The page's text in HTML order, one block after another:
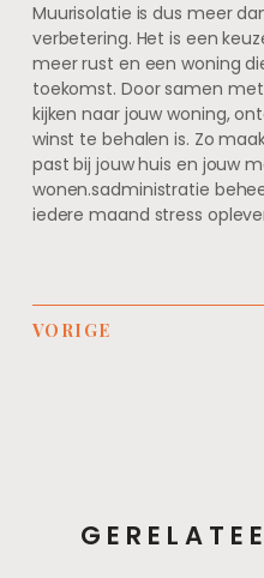
Muurisolatie is dus meer
verbetering. Het is een
meer rust en een woning
toekomst. Door samen
kijken naar jouw woning,
winst te behalen is. Zo
past bij jouw huis en jouw
wonen.sadministratie
iedere maand stress
VORIGE